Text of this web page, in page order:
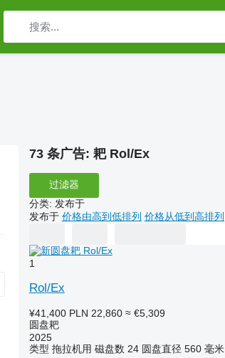
73 条广告: 耙 Rol/Ex
过滤器
分类: 发布于
发布于 价格由高到低排列 价格从低到高排列
1
Rol/Ex
¥41,400 PLN 22,860 ≈ €5,309
圆盘耙
2025
类型 拖拉机用 磁盘数 24 圆盘直径 560 毫米